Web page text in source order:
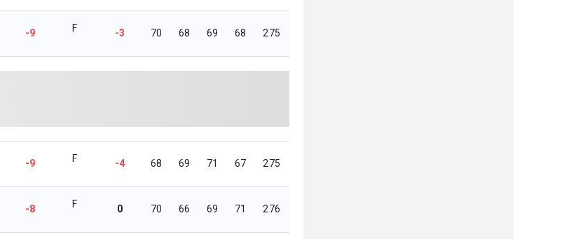
-9 F -3 70 68 69 68 275
-9 F -4 68 69 71 67 275
-8 F 0 70 66 69 71 276